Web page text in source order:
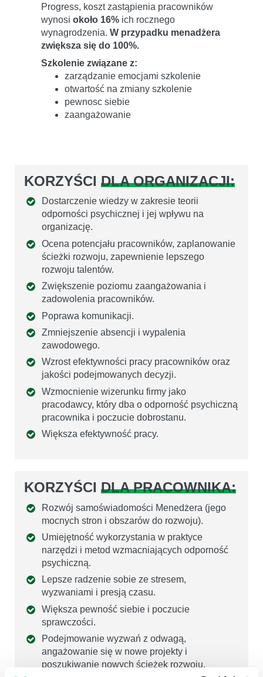
Progress, koszt zastąpienia pracowników
wynosi około 16% ich rocznego
wynagrodzenia. W przypadku menadżera
zwiększa się do 100%.
Szkolenie związane z:
zarządzanie emocjami szkolenie
otwartość na zmiany szkolenie
pewnosc siebie
zaangażowanie
KORZYŚCI DLA ORGANIZACJI:
Dostarczenie wiedzy w zakresie teorii
odporności psychicznej i jej wpływu na
organizację.
Ocena potencjału pracowników, zaplanowanie
ścieżki rozwoju, zapewnienie lepszego
rozwoju talentów.
Zwiększenie poziomu zaangażowania i
zadowolenia pracowników.
Poprawa komunikacji.
Zmniejszenie absencji i wypalenia
zawodowego.
Wzrost efektywności pracy pracowników oraz
jakości podejmowanych decyzji.
Wzmocnienie wizerunku firmy jako
pracodawcy, który dba o odporność psychiczną
pracownika i poczucie dobrostanu.
Większa efektywność pracy.
KORZYŚCI DLA PRACOWNIKA:
Rozwój samoświadomości Menedżera (jego
mocnych stron i obszarów do rozwoju).
Umiejętność wykorzystania w praktyce
narzędzi i metod wzmacniających odporność
psychiczną.
Lepsze radzenie sobie ze stresem,
wyzwaniami i presją czasu.
Większa pewność siebie i poczucie
sprawczości.
Podejmowanie wyzwań z odwagą,
angażowanie się w nowe projekty i
poszukiwanie nowych ścieżek rozwoju.